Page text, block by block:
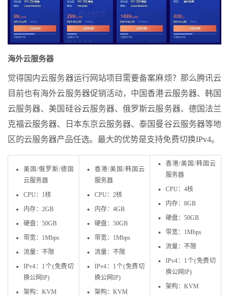
海外云服务器
觉得国内云服务器运行网站项目需要备案麻烦？那么腾讯云
目前也有海外云服务器促销活动，中国香港云服务器、韩国
云服务器、美国硅谷云服务器、俄罗斯云服务器、德国法兰
克福云服务器、日本东京云服务器、泰国曼谷云服务器等地
区的云服务器产品任选。最大的优势是支持免费切换IPv4。
美国/俄罗斯/德国
云服务器
CPU：1核
内存：2GB
硬盘：50GB
带宽：1Mbps
流量：不限
IPv4：1个(免费切
换公网IP)
架构：KVM
香港/美国/韩国云
服务器
CPU：2核
内存：4GB
硬盘：50GB
带宽：1Mbps
流量：不限
IPv4：1个(免费切
换公网IP)
架构：KVM
香港/美国/韩国云
服务器
CPU：4核
内存：8GB
硬盘：50GB
带宽：1Mbps
流量：不限
IPv4：1个(免费切
换公网IP)
架构：KVM